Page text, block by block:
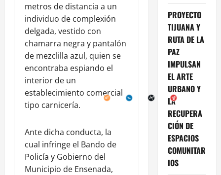
metros de distancia a un
individuo de complexión
delgada, vestido con
chamarra negra y pantalón
de mezclilla azul, quien se
encontraba espiando el
interior de un
establecimiento comercial
tipo carnicería.
Ante dicha conducta, la
cual infringe el Bando de
Policía y Gobierno del
Municipio de Ensenada,
PROYECTO
TIJUANA Y
RUTA DE LA
PAZ
IMPULSAN
EL ARTE
URBANO Y
LA
RECUPERA
CIÓN DE
ESPACIOS
COMUNITAR
IOS